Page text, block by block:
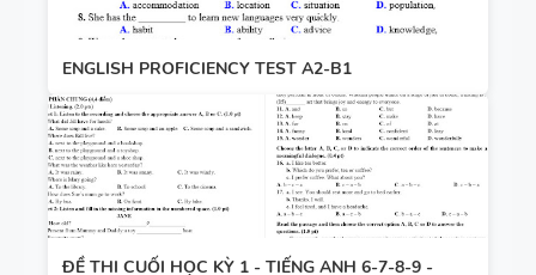
ENGLISH PROFICIENCY TEST A2-B1
ĐỀ THI CUỐI HỌC KỲ 1 - TIẾNG ANH 6-7-8-9 -